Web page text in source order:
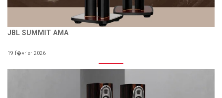
JBL SUMMIT AMA
19 f�vrier 2026